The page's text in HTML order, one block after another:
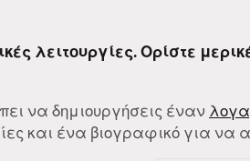
λειτουργίες. Ορίστε
να δημιουργήσεις έναν
και ένα βιογραφικό για να